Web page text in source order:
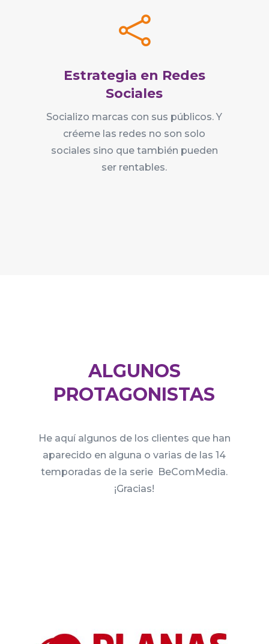

Estrategia en Redes
Sociales
Socializo marcas con sus públicos. Y
créeme las redes no son solo
sociales sino que también pueden
ser rentables.
ALGUNOS
PROTAGONISTAS
He aquí algunos de los clientes que han
aparecido en alguna o varias de las 14
temporadas de la serie BeComMedia.
¡Gracias!